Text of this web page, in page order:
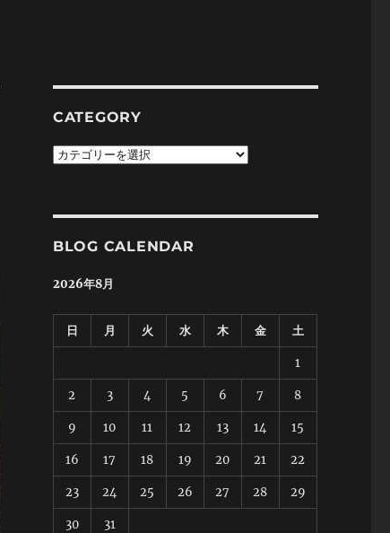
CATEGORY
Category
BLOG CALENDAR
2026年8月
日 月 火 水 木 金 土
1
2 3 4 5 6 7 8
9 10 11 12 13 14 15
16 17 18 19 20 21 22
23 24 25 26 27 28 29
30 31